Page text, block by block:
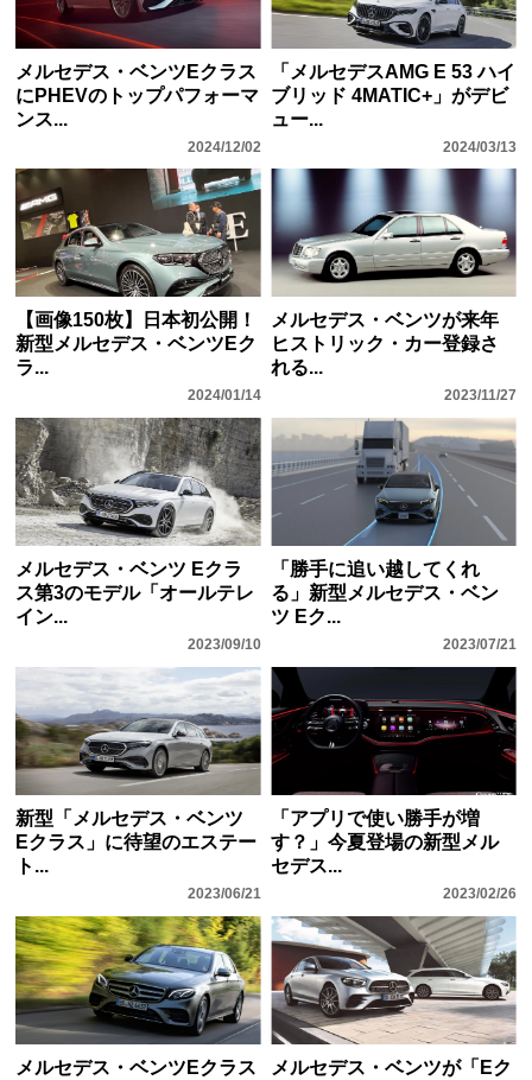
メルセデス・ベンツEクラス
にPHEVのトップパフォーマ
ンス...
2024/12/02
「メルセデスAMG E 53 ハイ
ブリッド 4MATIC+」がデビ
ュー...
2024/03/13
【画像150枚】日本初公開！
新型メルセデス・ベンツEク
ラ...
2024/01/14
メルセデス・ベンツが来年
ヒストリック・カー登録さ
れる...
2023/11/27
メルセデス・ベンツ Eクラ
ス第3のモデル「オールテレ
イン...
2023/09/10
「勝手に追い越してくれ
る」新型メルセデス・ベン
ツ Eク...
2023/07/21
新型「メルセデス・ベンツ
Eクラス」に待望のエステー
ト...
2023/06/21
「アプリで使い勝手が増
す？」今夏登場の新型メル
セデス...
2023/02/26
メルセデス・ベンツEクラス
メルセデス・ベンツが「Eク